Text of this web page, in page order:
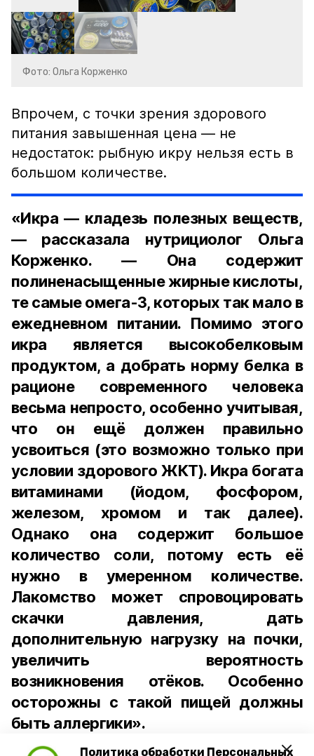
Политика обработки Персональных
Фото: Ольга Корженко
Впрочем, с точки зрения здорового
питания завышенная цена — не
недостаток: рыбную икру нельзя есть в
большом количестве.
«Икра — кладезь полезных веществ,
— рассказала нутрициолог Ольга
Корженко. — Она содержит
полиненасыщенные жирные кислоты,
те самые омега-3, которых так мало в
ежедневном питании. Помимо этого
икра является высокобелковым
продуктом, а добрать норму белка в
рационе современного человека
весьма непросто, особенно учитывая,
что он ещё должен правильно
усвоиться (это возможно только при
условии здорового ЖКТ). Икра богата
витаминами (йодом, фосфором,
железом, хромом и так далее).
Однако она содержит большое
количество соли, потому есть её
нужно в умеренном количестве.
Лакомство может спровоцировать
скачки давления, дать
дополнительную нагрузку на почки,
увеличить вероятность
возникновения отёков. Особенно
осторожны с такой пищей должны
быть аллергики».